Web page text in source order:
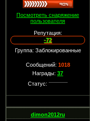
Посмотреть снаряжение
пользователя
Репутация:
-72
Группа: Заблокированные
Сообщений: 1018
Награды: 37
Статус:
dimon2012ru